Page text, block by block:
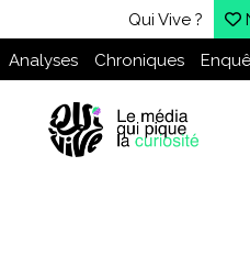
Qui Vive ?
Analyses Chroniques